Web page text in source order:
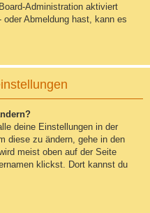
Administration aktiviert
oder Abmeldung hast, kann es
deine Einstellungen in der
diese zu ändern, gehe in den
meist oben auf der Seite
klickst. Dort kannst du